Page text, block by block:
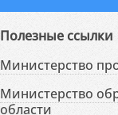
Полезные ссылки
Министерство
Министерство
области